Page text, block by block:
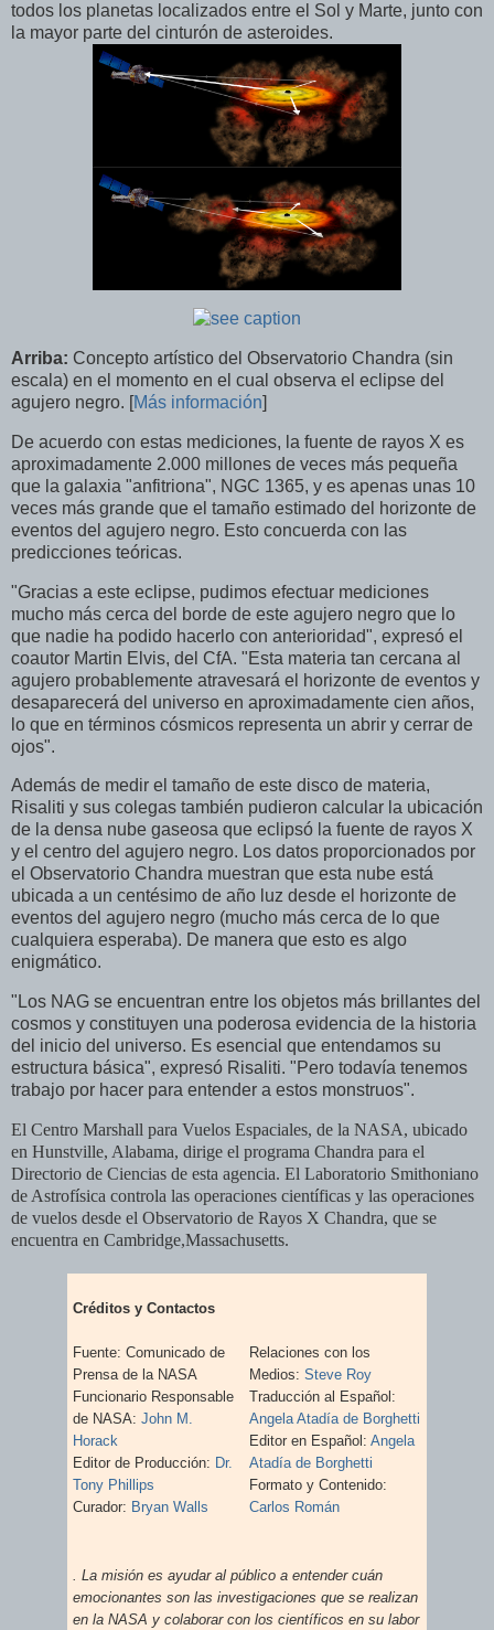
todos los planetas localizados entre el Sol y Marte, junto con
la mayor parte del cinturón de asteroides.
Arriba: Concepto artístico del Observatorio Chandra (sin
escala) en el momento en el cual observa el eclipse del
agujero negro. [Más información]
De acuerdo con estas mediciones, la fuente de rayos X es
aproximadamente 2.000 millones de veces más pequeña
que la galaxia "anfitriona", NGC 1365, y es apenas unas 10
veces más grande que el tamaño estimado del horizonte de
eventos del agujero negro. Esto concuerda con las
predicciones teóricas.
"Gracias a este eclipse, pudimos efectuar mediciones
mucho más cerca del borde de este agujero negro que lo
que nadie ha podido hacerlo con anterioridad", expresó el
coautor Martin Elvis, del CfA. "Esta materia tan cercana al
agujero probablemente atravesará el horizonte de eventos y
desaparecerá del universo en aproximadamente cien años,
lo que en términos cósmicos representa un abrir y cerrar de
ojos".
Además de medir el tamaño de este disco de materia,
Risaliti y sus colegas también pudieron calcular la ubicación
de la densa nube gaseosa que eclipsó la fuente de rayos X
y el centro del agujero negro. Los datos proporcionados por
el Observatorio Chandra muestran que esta nube está
ubicada a un centésimo de año luz desde el horizonte de
eventos del agujero negro (mucho más cerca de lo que
cualquiera esperaba). De manera que esto es algo
enigmático.
"Los NAG se encuentran entre los objetos más brillantes del
cosmos y constituyen una poderosa evidencia de la historia
del inicio del universo. Es esencial que entendamos su
estructura básica", expresó Risaliti. "Pero todavía tenemos
trabajo por hacer para entender a estos monstruos".
El Centro Marshall para Vuelos Espaciales, de la NASA, ubicado
en Hunstville, Alabama, dirige el programa Chandra para el
Directorio de Ciencias de esta agencia. El Laboratorio Smithoniano
de Astrofísica controla las operaciones científicas y las operaciones
de vuelos desde el Observatorio de Rayos X Chandra, que se
encuentra en Cambridge,Massachusetts.
Créditos y Contactos
Fuente: Comunicado de
Prensa de la NASA
Funcionario Responsable
de NASA: John M.
Horack
Editor de Producción: Dr.
Tony Phillips
Curador: Bryan Walls
Relaciones con los
Medios: Steve Roy
Traducción al Español:
Angela Atadía de Borghetti
Editor en Español: Angela
Atadía de Borghetti
Formato y Contenido:
Carlos Román
. La misión es ayudar al público a entender cuán
emocionantes son las investigaciones que se realizan
en la NASA y colaborar con los científicos en su labor